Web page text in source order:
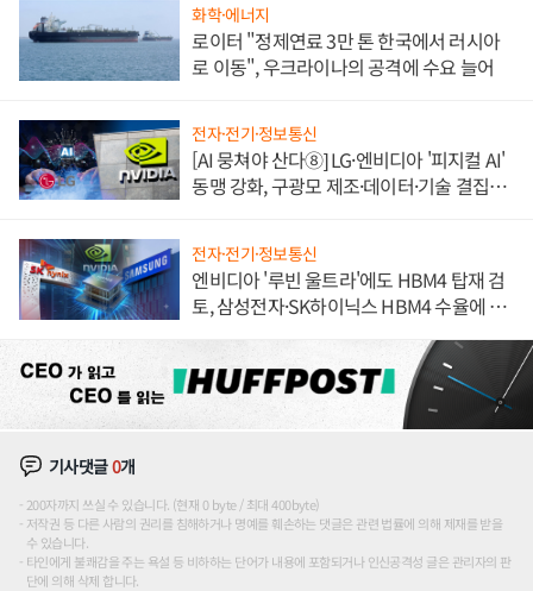
화학·에너지
로이터 "정제연료 3만 톤 한국에서 러시아
로 이동", 우크라이나의 공격에 수요 늘어
전자·전기·정보통신
[AI 뭉쳐야 산다⑧] LG·엔비디아 '피지컬 AI'
동맹 강화, 구광모 제조·데이터·기술 결집
전자·전기·정보통신
엔비디아 '루빈 울트라'에도 HBM4 탑재 검
토, 삼성전자·SK하이닉스 HBM4 수율에 주
기사댓글0개
200자까지 쓰실 수 있습니다. (현재 0 byte / 최대 400byte)
저작권 등 다른 사람의 권리를 침해하거나 명예를 훼손하는 댓글은 관련 법률에 의해 제재를 받을
수 있습니다.
타인에게 불쾌감을 주는 욕설 등 비하하는 단어가 내용에 포함되거나 인신공격성 글은 관리자의 판
단에 의해 삭제 합니다.